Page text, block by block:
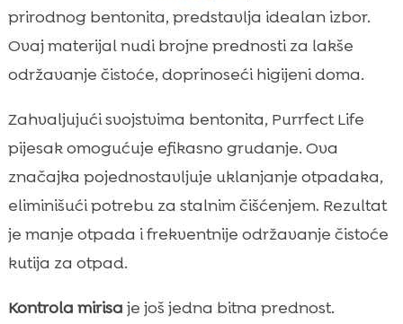
prirodnog bentonita, predstavlja idealan izbor.
Ovaj materijal nudi brojne prednosti za lakše
održavanje čistoće, doprinoseći higijeni doma.
Zahvaljujući svojstvima bentonita, Purrfect Life
pijesak omogućuje efikasno grudanje. Ova
značajka pojednostavljuje uklanjanje otpadaka,
eliminišući potrebu za stalnim čišćenjem. Rezultat
je manje otpada i frekventnije održavanje čistoće
kutija za otpad.
Kontrola mirisa je još jedna bitna prednost.